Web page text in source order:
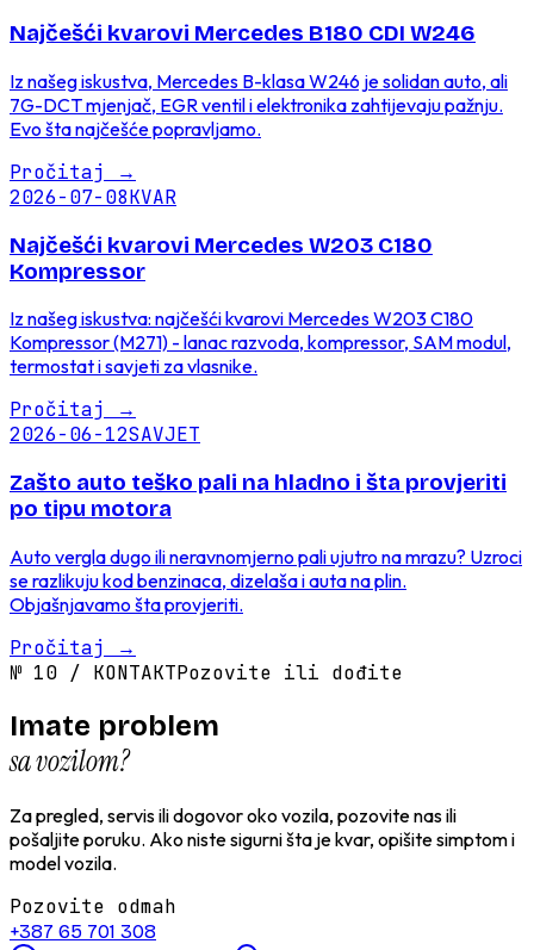
Najčešći kvarovi Mercedes B180 CDI W246
Iz našeg iskustva, Mercedes B-klasa W246 je solidan auto, ali
7G-DCT mjenjač, EGR ventil i elektronika zahtijevaju pažnju.
Evo šta najčešće popravljamo.
Pročitaj →
2026-07-08KVAR
Najčešći kvarovi Mercedes W203 C180
Kompressor
Iz našeg iskustva: najčešći kvarovi Mercedes W203 C180
Kompressor (M271) - lanac razvoda, kompressor, SAM modul,
termostat i savjeti za vlasnike.
Pročitaj →
2026-06-12SAVJET
Zašto auto teško pali na hladno i šta provjeriti
po tipu motora
Auto vergla dugo ili neravnomjerno pali ujutro na mrazu? Uzroci
se razlikuju kod benzinaca, dizelaša i auta na plin.
Objašnjavamo šta provjeriti.
Pročitaj →
№ 10 / KONTAKTPozovite ili dođite
Imate problem
sa vozilom?
Za pregled, servis ili dogovor oko vozila, pozovite nas ili
pošaljite poruku. Ako niste sigurni šta je kvar, opišite simptom i
model vozila.
Pozovite odmah
+387 65 701 308